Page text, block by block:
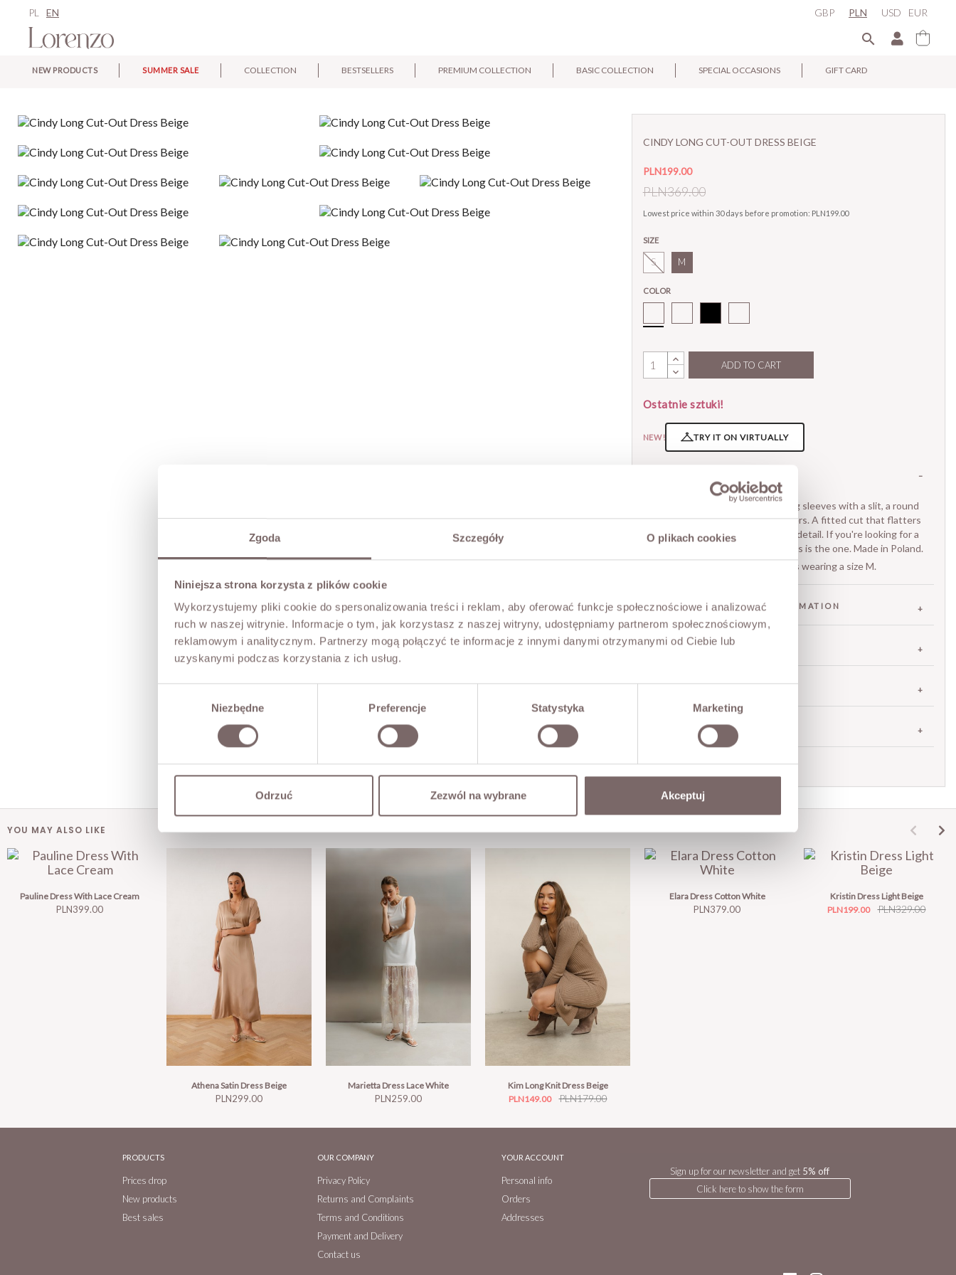
Zgoda Szczegóły O plikach cookies
Niniejsza strona korzysta z plików cookie
Wykorzystujemy pliki cookie do spersonalizowania treści i reklam, aby oferować funkcje społecznościowe i analizować
ruch w naszej witrynie. Informacje o tym, jak korzystasz z naszej witryny, udostępniamy partnerom społecznościowym,
reklamowym i analitycznym. Partnerzy mogą połączyć te informacje z innymi danymi otrzymanymi od Ciebie lub
uzyskanymi podczas korzystania z ich usług.
Niezbędne Preferencje Statystyka Marketing
Odrzuć Zezwól na wybrane Akceptuj
PL EN EUR
GBP PLN USD

NEW PRODUCTS SUMMER SALE COLLECTION BESTSELLERS PREMIUM COLLECTION BASIC COLLECTION SPECIAL OCCASIONS GIFT CARD
CINDY LONG CUT-OUT DRESS BEIGE
PLN199.00
PLN369.00
Lowest price within 30 days before promotion: PLN199.00
SIZE
S M
COLOR
Długa
Z
Wycięciem
Beż
ADD TO CART
Ostatnie sztuki!
NEW! TRY IT ON VIRTUALLY
The striking Cindy dress. Long sleeves with a slit, a round
neckline and decorative gathers. A fitted cut that flatters
the figure. A detachable rose detail. If you're looking for a
dress with the wow factor, this is the one. Made in Poland.
The model is 173 cm tall and is wearing a size M.
FABRIC / ADDITIONAL INFORMATION
SIZES
RETURNS
Ask about product
YOU MAY ALSO LIKE
Pauline Dress With Lace Cream
Price
PLN399.00
Athena Satin Dress Beige
Price
PLN299.00
Marietta Dress Lace White
Price
PLN259.00
Kim Long Knit Dress Beige
Price
PLN149.00
Regular
PLN179.00
Elara Dress Cotton White
Price
PLN379.00
Kristin Dress Light Beige
Price
PLN199.00
Regular
PLN329.00
×
Pytanie:
PRODUCTS
Prices drop
New products
Best sales
OUR COMPANY
Privacy Policy
Returns and Complaints
Terms and Conditions
Payment and Delivery
Contact us
YOUR ACCOUNT
Personal info
Orders
Addresses
Sign up for our newsletter and get 5% off
Click here to show the form